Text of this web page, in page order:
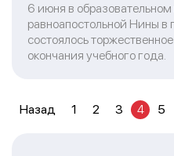
6 июня в
равноапостольной Нины в
состоялось
окончания учебного года.
Назад 1 2 3 4 5